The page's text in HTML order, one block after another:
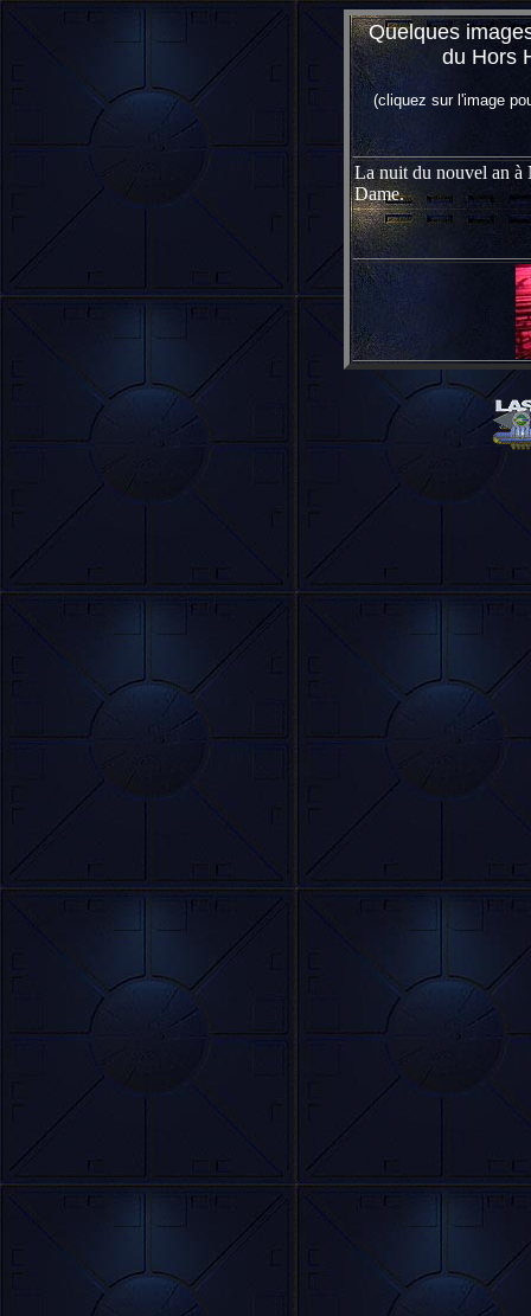
Quelques
du Hors
(cliquez sur l'image
La nuit du nouvel an à
Dame.